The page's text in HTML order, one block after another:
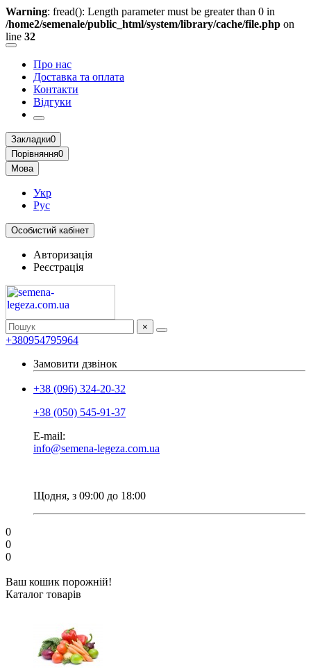
Warning: fread(): Length parameter must be greater than 0 in
/home2/semenale/public_html/system/library/cache/file.php on
line 32
Про нас
Доставка та оплата
Контакти
Відгуки
Закладки0
Порівняння0
Мова
Укр
Рус
Особистий кабінет
Авторизація
Реєстрація
×
+380954795964
Замовити дзвінок
+38 (096) 324-20-32
+38 (050) 545-91-37
E-mail:
info@semena-legeza.com.ua
Щодня, з 09:00 до 18:00
0
0
0
Ваш кошик порожній!
Каталог товарів